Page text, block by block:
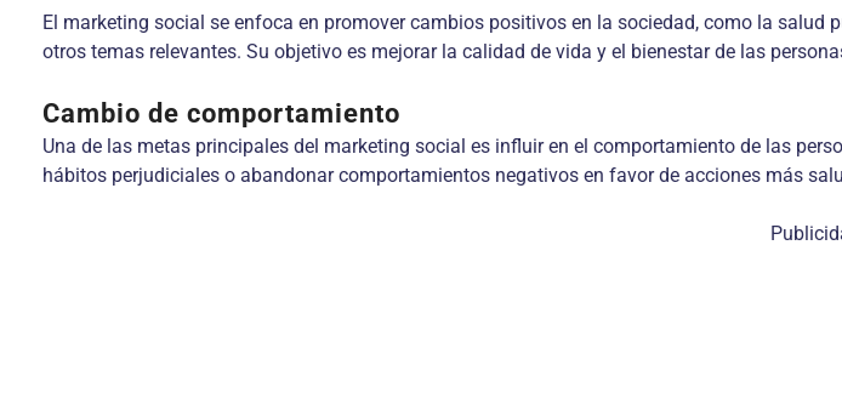
El marketing social se enfoca en promover cambios positivos en la sociedad, como la
otros temas relevantes. Su objetivo es mejorar la calidad de vida y el bienestar de las
Cambio de comportamiento
Una de las metas principales del marketing social es influir en el comportamiento de las
hábitos perjudiciales o abandonar comportamientos negativos en favor de acciones más